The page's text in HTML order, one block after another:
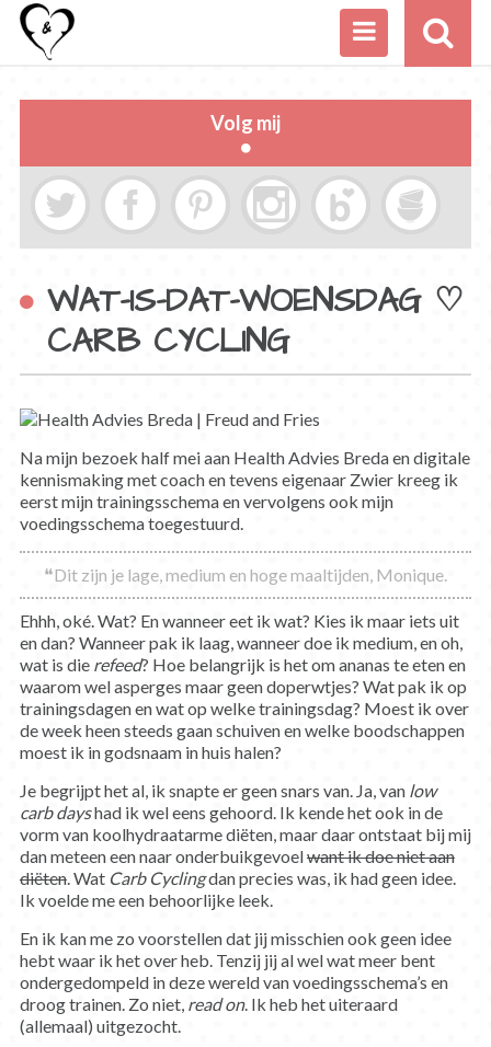
Volg mij
WAT-IS-DAT-WOENSDAG ♡
CARB CYCLING
Na mijn bezoek half mei aan Health Advies Breda en digitale
kennismaking met coach en tevens eigenaar Zwier kreeg ik
eerst mijn trainingsschema en vervolgens ook mijn
voedingsschema toegestuurd.
❝Dit zijn je lage, medium en hoge maaltijden, Monique.
Ehhh, oké. Wat? En wanneer eet ik wat? Kies ik maar iets uit
en dan? Wanneer pak ik laag, wanneer doe ik medium, en oh,
wat is die refeed? Hoe belangrijk is het om ananas te eten en
waarom wel asperges maar geen doperwtjes? Wat pak ik op
trainingsdagen en wat op welke trainingsdag? Moest ik over
de week heen steeds gaan schuiven en welke boodschappen
moest ik in godsnaam in huis halen?
Je begrijpt het al, ik snapte er geen snars van. Ja, van low
carb dayshad ik wel eens gehoord. Ik kende het ook in de
vorm van koolhydraatarme diëten, maar daar ontstaat bij mij
dan meteen een naar onderbuikgevoelwant ik doe niet aan
diëten. Wat Carb Cyclingdan precies was, ik had geen idee.
Ik voelde me een behoorlijke leek.
En ik kan me zo voorstellen dat jij misschien ook geen idee
hebt waar ik het over heb. Tenzij jij al wel wat meer bent
ondergedompeld in deze wereld van voedingsschema’s en
droog trainen. Zo niet, read on. Ik heb het uiteraard
(allemaal) uitgezocht.